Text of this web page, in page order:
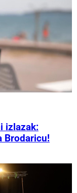
izlazak:
Brodaricu!